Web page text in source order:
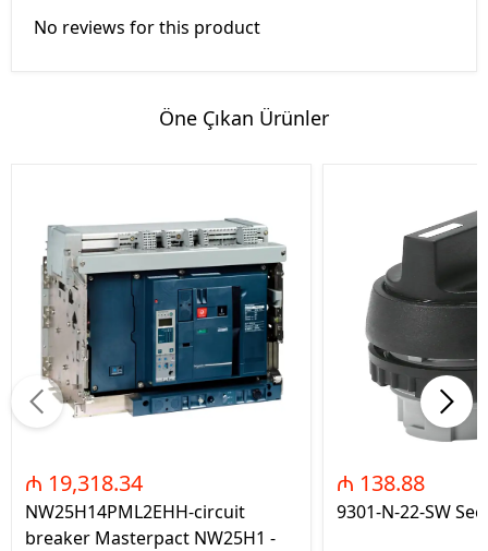
No reviews for this product
Öne Çıkan Ürünler
₼ 19,318.34
NW25H14PML2EHH-circuit
breaker Masterpact NW25H1 -
₼ 138.88
9301-N-22-SW